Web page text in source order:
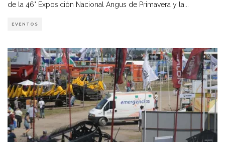
de la 46° Exposición Nacional Angus de Primavera y la...
EVENTOS